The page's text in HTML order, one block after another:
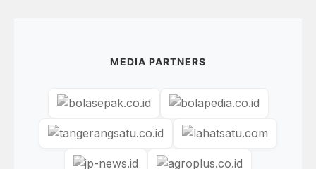
MEDIA PARTNERS